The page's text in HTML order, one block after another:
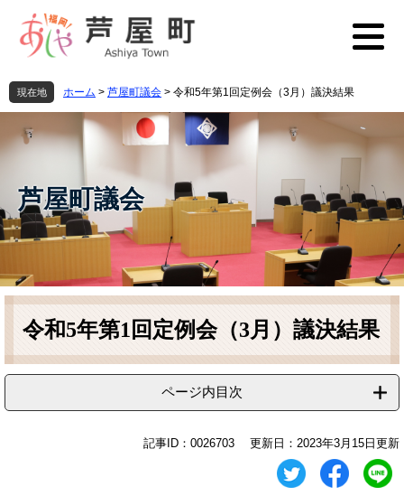
先
頭
す
を
飛
し
へ
現在地 ホーム > 芦屋町議会 > 令和5年第1回定例会（3月）議決結果
芦屋町議会
本
令和5年第1回定例会（3月）議決結果
ページ内目次
記事ID：0026703 更新日：2023年3月15日更新